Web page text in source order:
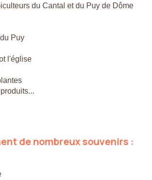
du Cantal et du Puy de Dôme
Puy
l'église
denombreuxsouvenirs :